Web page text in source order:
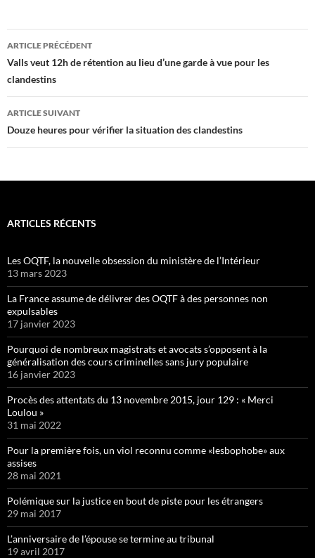
Navigation
des
articles
ARTICLE PRÉCÉDENT
Valls veut 12h de rétention au lieu d’une garde à vue pour les
clandestins
ARTICLE SUIVANT
Douze heures pour vérifier la situation des clandestins
ARTICLES RÉCENTS
Les OQTF, la nouvelle obsession du ministère de l’Intérieur
13 mars 2023
La France assume de délivrer des OQTF à des personnes non
expulsables
17 janvier 2023
Pourquoi de nombreux magistrats et avocats s’opposent à la
généralisation des cours criminelles sans jury populaire
16 janvier 2023
Procès des attentats du 13 novembre 2015, jour 129 : « Merci
Loulou »
31 mai 2022
Pour la première fois, un viol reconnu comme «lesbophobe» aux
assises
28 mai 2021
Polémique sur la justice en bout de piste pour les étrangers
29 mai 2017
L’anniversaire de l’épouse se termine au tribunal
19 avril 2017